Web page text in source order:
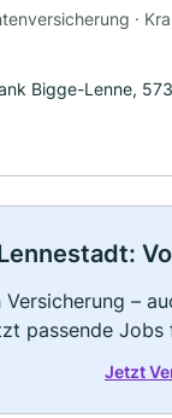
·
Bigge-Lenne,
–
passende
Jetzt